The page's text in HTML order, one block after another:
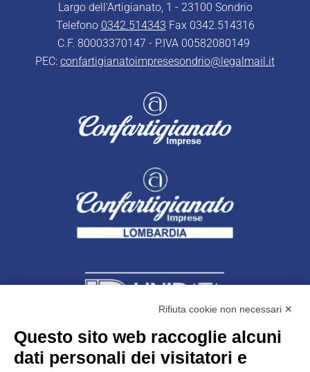
Largo dell’Artigianato, 1 - 23100 Sondrio
Telefono 0342.514343 Fax 0342.514316
C.F. 80003370147 - P.IVA 00582080149
PEC: confartigianatoimpresesondrio@legalmail.it
Unidata s.r.lcon unico socio
Rifiuta cookie non necessari ✕
Questo sito web raccoglie alcuni
dati personali dei visitatori e